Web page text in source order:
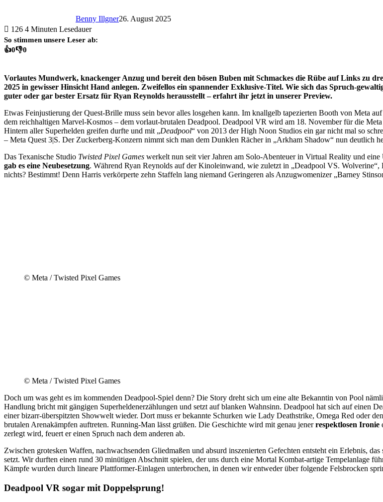
Benny Illgner26. August 2025
126 4 Minuten Lesedauer
So stimmen unsere Leser ab:
👍0👎0
Vorlautes Mundwerk, knackenger Anzug und bereit den bösen Buben mit Schmackes die Rübe auf Links zu
2025 in gewisser Hinsicht Hand anlegen. Zweifellos ein spannender Exklusive-Titel. Wie sich das Spruch-
guter oder gar bester Ersatz für Ryan Reynolds herausstellt – erfahrt ihr jetzt in unserer Preview.
Etwas Feinjustierung der Quest-Brille muss sein bevor alles losgehen kann. Im knallgelb tapezierten Booth von Meta
dem reichhaltigen Marvel-Kosmos – dem vorlaut-brutalen Deadpool. Deadpool VR wird am 18. November für die
Hintern aller Superhelden greifen durfte und mit „Deadpool“ von 2013 der High Noon Studios ein gar nicht mal so
– Meta Quest 3|S. Der Zuckerberg-Konzern nimmt sich man dem Dunklen Rächer in „Arkham Shadow“ nun deutlich
Das Texanische Studio Twisted Pixel Games werkelt nun seit vier Jahren am Solo-Abenteuer in Virtual Reality und
gab es eine Neubesetzung. Während Ryan Reynolds auf der Kinoleinwand, wie zuletzt in „Deadpool VS.
nichts? Bestimmt! Denn Harris verkörperte zehn Staffeln lang niemand Geringeren als Anzugwomenizer „Barney
© Meta / Twisted Pixel Games
© Meta / Twisted Pixel Games
Doch um was geht es im kommenden Deadpool-Spiel denn? Die Story dreht sich um eine alte Bekanntin von Pool
Handlung bricht mit gängigen Superheldenerzählungen und setzt auf blanken Wahnsinn. Deadpool hat sich auf einen
einer bizarr-überspitzten Showwelt wieder. Dort muss er bekannte Schurken wie Lady Deathstrike, Omega Red oder
brutalen Arenakämpfen auftreten. Running-Man lässt grüßen. Die Geschichte wird mit genau jenerrespektlosen Ironie
zerlegt wird, feuert er einen Spruch nach dem anderen ab.
Zwischen grotesken Waffen, nachwachsenden Gliedmaßen und absurd inszenierten Gefechten entsteht ein Erlebnis,
setzt. Wir durften einen rund 30 minütigen Abschnitt spielen, der uns durch eine Mortal Kombat-artige Tempelanlage
Kämpfe wurden durch lineare Plattformer-Einlagen unterbrochen, in denen wir entweder über folgende Felsbrocken
Deadpool VR sogar mit Doppelsprung!